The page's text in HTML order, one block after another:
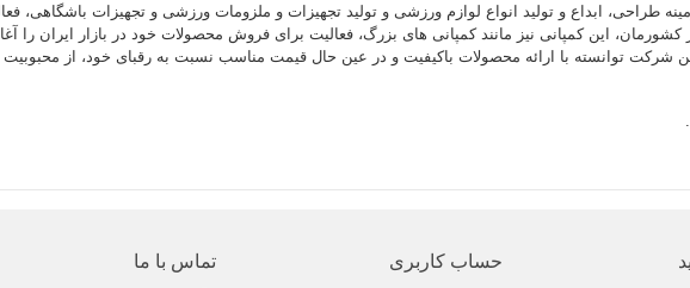
طراحی، ابداع و تولید انواع لوازم ورزشی و تولید تجهیزات و ملزومات ورزشی و تجهیزات باشگاهی،
این کمپانی نیز مانند کمپانی های بزرگ، فعالیت برای فروش محصولات خود در بازار ایران را
شرکت توانسته با ارائه محصولات باکیفیت و در عین حال قیمت مناسب نسبت به رقبای خود، از
حساب کاربری تماس با ما